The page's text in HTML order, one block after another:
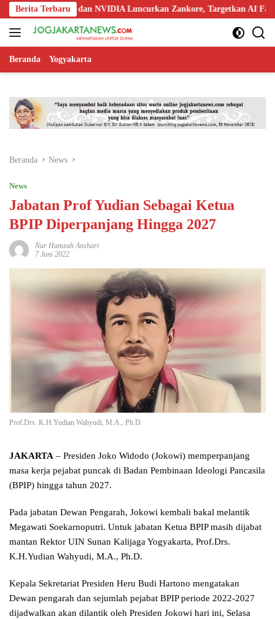
Langsung
ke
konten
Berita Terbaru
Nokia, dan NVIDIA Luncurkan Zankore, Targetkan AI Factory 1 GW
Beranda Yogyakarta
Beranda News
News
Jabatan Prof Yudian Sebagai Ketua
BPIP Diperpanjang Hingga 2027
Nur Hamzah Anshari
7 Juni 2022
Prof.Drs. K.H.Yudian Wahyudi, M.A., Ph.D.
JAKARTA – Presiden Joko Widodo (Jokowi) memperpanjang
masa kerja pejabat puncak di Badan Pembinaan Ideologi Pancasila
(BPIP) hingga tahun 2027.
Pada jabatan Dewan Pengarah, Jokowi kembali bakal melantik
Megawati Soekarnoputri. Untuk jabatan Ketua BPIP masih dijabat
mantan Rektor UIN Sunan Kalijaga Yogyakarta, Prof.Drs.
K.H.Yudian Wahyudi, M.A., Ph.D.
Kepala Sekretariat Presiden Heru Budi Hartono mengatakan
Dewan pengarah dan sejumlah pejabat BPIP periode 2022-2027
dijadwalkan akan dilantik oleh Presiden Jokowi hari ini, Selasa